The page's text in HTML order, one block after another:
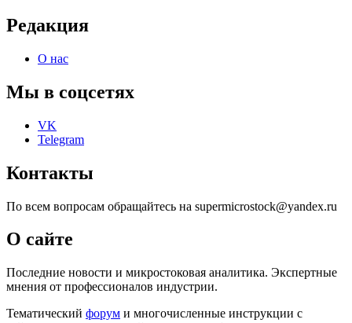
Редакция
О нас
Мы в соцсетях
VK
Telegram
Контакты
По всем вопросам обращайтесь на supermicrostock@yandex.ru
О сайте
Последние новости и микростоковая аналитика. Экспертные
мнения от профессионалов индустрии.
Тематический форум и многочисленные инструкции с